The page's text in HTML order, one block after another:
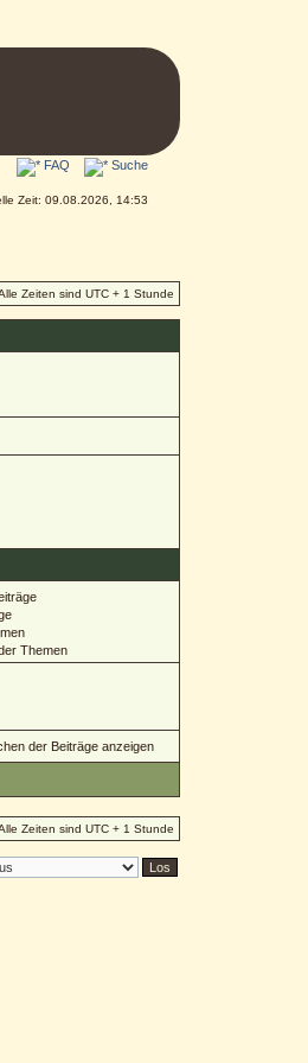
FAQ Suche
Zeit: 09.08.2026, 14:53
Zeiten sind UTC + 1 Stunde
Themen
der Beiträge anzeigen
Zeiten sind UTC + 1 Stunde